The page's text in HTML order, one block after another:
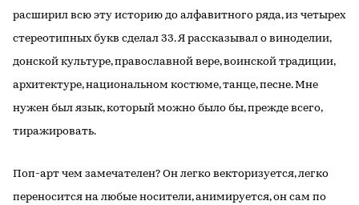
расширил всю эту историю до алфавитного ряда, из четырех
стереотипных букв сделал 33. Я рассказывал о виноделии,
донской культуре, православной вере, воинской традиции,
архитектуре, национальном костюме, танце, песне. Мне
нужен был язык, который можно было бы, прежде всего,
тиражировать.
Поп-арт чем замечателен? Он легко векторизуется, легко
переносится на любые носители, анимируется, он сам по